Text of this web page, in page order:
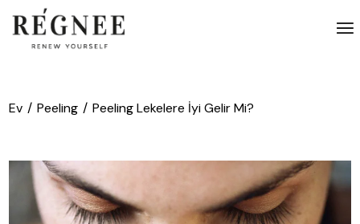
atla
Ev Peeling Peeling Lekelere İyi Gelir Mi?